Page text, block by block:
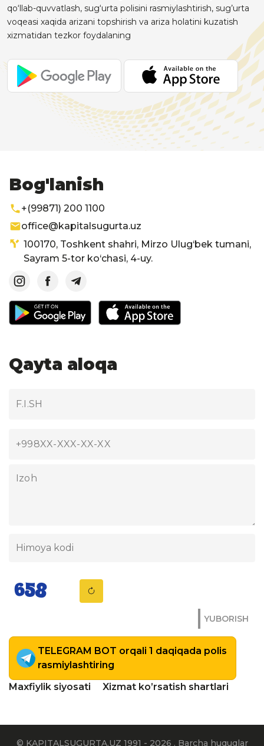
qo‘llab-quvvatlash, sug‘urta polisini rasmiylashtirish, sug’urta
voqeasi xaqida arizani topshirish va ariza holatini kuzatish
xizmatidan tezkor foydalaning
Bog'lanish
+(99871) 200 1100
office@kapitalsugurta.uz
100170, Toshkent shahri, Mirzo Ulug‘bek tumani,
Sayram 5-tor ko‘chasi, 4-uy.
Qayta aloqa
YUBORISH
TELEGRAM BOT orqali 1 daqiqada polis
rasmiylashtiring
Maxfiylik siyosati
Xizmat ko’rsatish shartlari
© KAPITALSUGURTA.UZ 1991 - 2026 . Barcha huquqlar